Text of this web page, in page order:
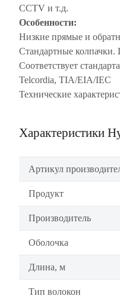
CCTV и т.д.
Особенности:
Низкие прямые и
Стандартные
Соответствует
Telcordia, TIA/EIA/IEC
Технические
Характеристики
Артикул
Продукт
Производитель
Оболочка
Длина, м
Тип волокон